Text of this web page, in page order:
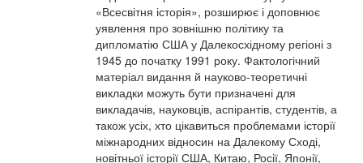
«Всесвітня історія», розширює і доповнює
уявлення про зовнішню політику та
дипломатію США у Далекосхідному регіоні з
1945 до початку 1991 року. Фактологічний
матеріал видання й науково-теоретичні
викладки можуть бути призначені для
викладачів, науковців, аспірантів, студентів, а
також усіх, хто цікавиться проблемами історії
міжнародних відносин на Далекому Сході,
новітньої історії США, Китаю, Росії, Японії,